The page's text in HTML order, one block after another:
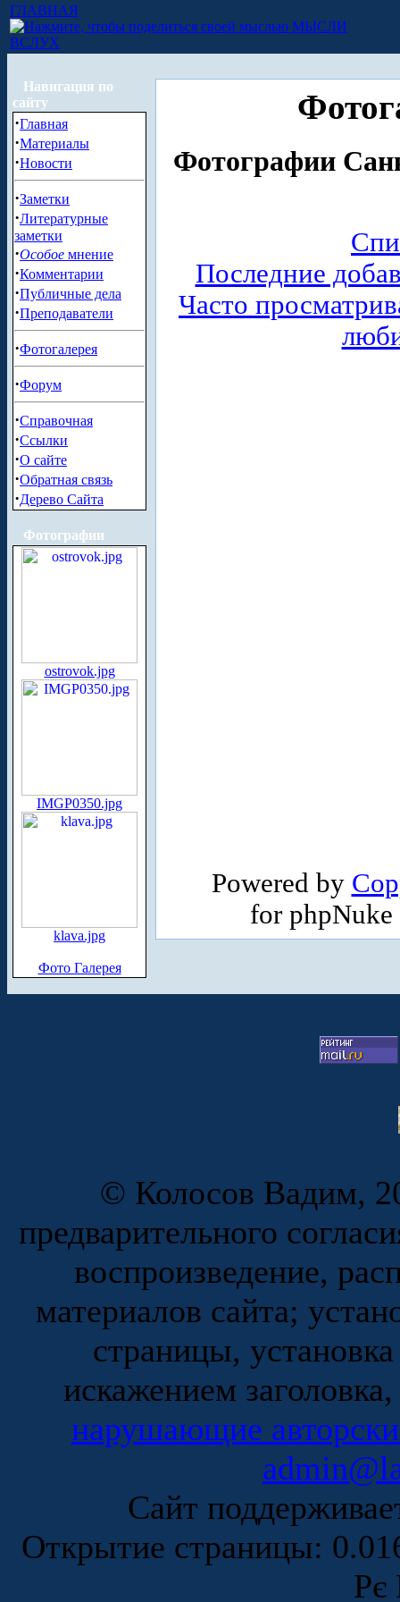
ГЛАВНАЯ
МЫСЛИ
ВСЛУХ
Навигация по
сайту
·Главная
·Материалы
·Новости
·Заметки
·Литературные
заметки
·Особое мнение
·Комментарии
·Публичные дела
·Преподаватели
·Фотогалерея
·Форум
·Справочная
·Ссылки
·О сайте
·Обратная связь
·Дерево Сайта
Фотографии
ostrovok.jpg
IMGP0350.jpg
klava.jpg
Фото Галерея
Фотографии
Последние
Часто
Powered by
for
© Колосов Вадим,
предварительного
воспроизведение,
материалов сайта;
страницы,
искажением
нарушающие
Сайт
Открытие страницы:
Рє